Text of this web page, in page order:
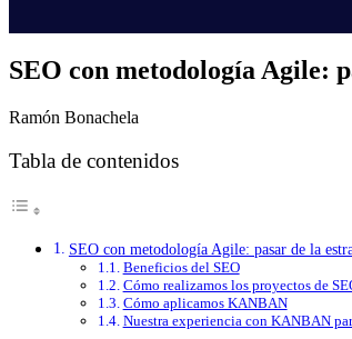
SEO con metodología Agile:
Ramón Bonachela
Tabla de contenidos
SEO con metodología Agile: pasar de la
Beneficios del SEO
Cómo realizamos los proyectos de
Cómo aplicamos KANBAN
Nuestra experiencia con KANBAN